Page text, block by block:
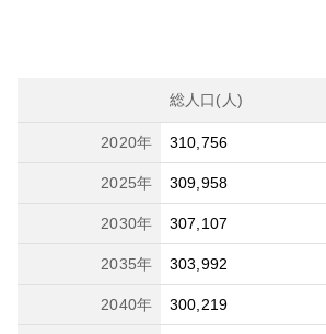
総人口(人)
2020年 310,756
2025年 309,958
2030年 307,107
2035年 303,992
2040年 300,219